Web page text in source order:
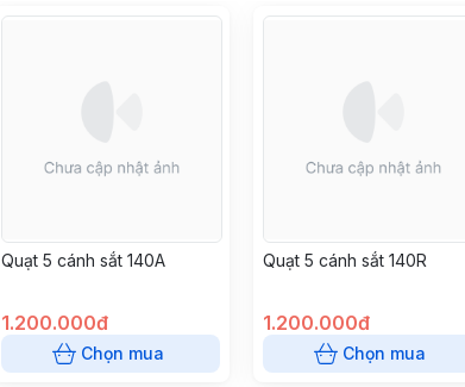
Quạt 5 cánh sắt 140A
1.200.000đ
Chọn mua
Quạt 5 cánh sắt 140R
1.200.000đ
Chọn mua